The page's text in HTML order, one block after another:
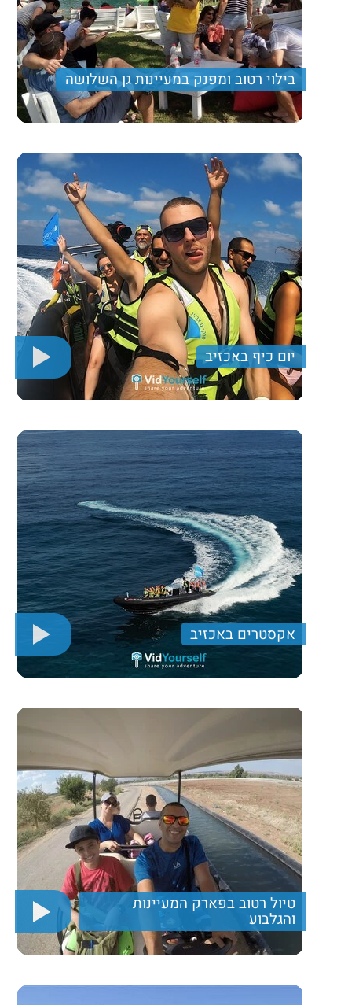
בילוי רטוב ומפנק במעיינות גן השלושה
"בטן גב" יום כיף רגוע על שפת המים, פינת זולה, אוכל
טוב, משחקים ומסלול הליכה קליל
Price per person
350 ₪
Trip length יום מלא
יום כיף באכזיב
יום כיף בחוף אכזיב עם שייט בסירת טורנדו, פינת זולה
בחוף ונופים מרהיבים
Price per person
340 ₪
Trip length
יום מלא
אקסטרים באכזיב
יום כיף עם רייזרים וסירות טורנדו בים התיכון מול חופי
אכזיב.
Price per person
440₪
טיול רטוב בפארק המעיינות
והגלבוע
טיול המשלב נסיעה עם רכבי גולף בעמק המעיינות, משחק
תחרותי עם מים, ארוחת צהרים עשירה ותצפית נוף מרהיבה
Price per person
330 ₪